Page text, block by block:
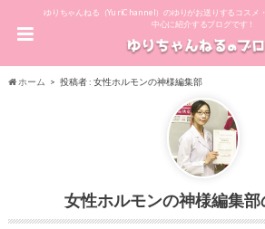
ゆりちゃんねる（YuriChannel）のゆりがお送りするコスメ
中心に紹介するブログです！
ホーム 投稿者 : 女性ホルモンの神様編集部
女性ホルモンの神様編集部